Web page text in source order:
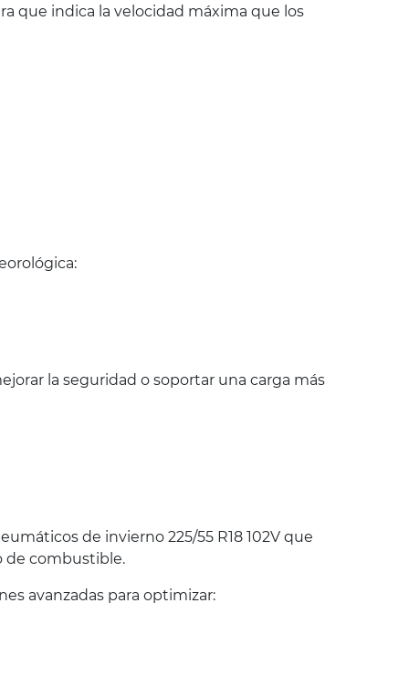
que indica la velocidad máxima que los
la seguridad o soportar una carga más
de invierno 225/55 R18 102V que
de combustible.
avanzadas para optimizar: